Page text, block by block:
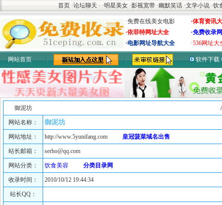
首页 ·论坛聊天 · ·明星美女 ·影视宽带 ·幽默笑话 ·文学小说 ·饮
·免费在线美女电影
·体育资讯
·依菲特网址大全
·免费收录
·电影网址导航大全
·536网址大
网站首页 软件下载
御泥坊
网站名称： 御泥坊
网站地址： http://www.5yunifang.com 皇冠菠菜域名出售
站长邮箱： serho@qq.com
网站分类： 饮食美容 分类目录网
收录时间： 2010/10/12 19:44:34
站长QQ：